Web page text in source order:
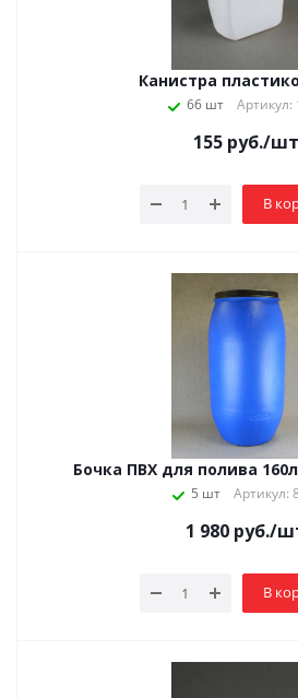
66 шт Артикул:
155руб./шт
В
Бочка ПВХ для полива
5 шт Артикул:
1 980 руб./
В